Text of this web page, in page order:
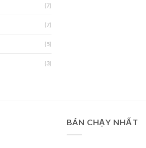
(7)
(7)
(5)
(3)
BÁN CHẠY NHẤT